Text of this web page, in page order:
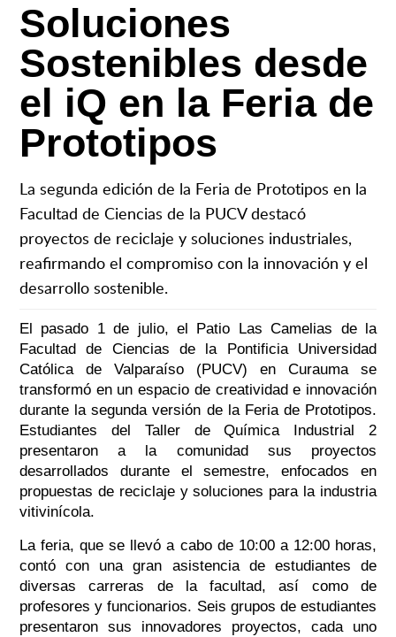
Soluciones
Sostenibles desde
el iQ en la Feria de
Prototipos
La segunda edición de la Feria de Prototipos en la
Facultad de Ciencias de la PUCV destacó
proyectos de reciclaje y soluciones industriales,
reafirmando el compromiso con la innovación y el
desarrollo sostenible.
El pasado 1 de julio, el Patio Las Camelias de la
Facultad de Ciencias de la Pontificia Universidad
Católica de Valparaíso (PUCV) en Curauma se
transformó en un espacio de creatividad e innovación
durante la segunda versión de la Feria de Prototipos.
Estudiantes del Taller de Química Industrial 2
presentaron a la comunidad sus proyectos
desarrollados durante el semestre, enfocados en
propuestas de reciclaje y soluciones para la industria
vitivinícola.
La feria, que se llevó a cabo de 10:00 a 12:00 horas,
contó con una gran asistencia de estudiantes de
diversas carreras de la facultad, así como de
profesores y funcionarios. Seis grupos de estudiantes
presentaron sus innovadores proyectos, cada uno